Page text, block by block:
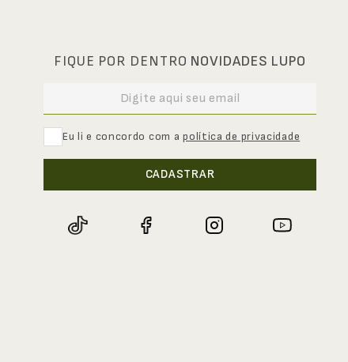
FIQUE POR DENTRO NOVIDADES LUPO
Eu li e concordo com apolítica de privacidade
CADASTRAR